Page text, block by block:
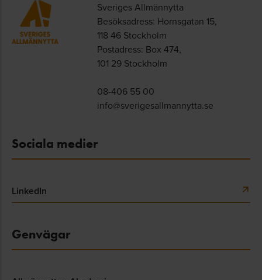
Sveriges Allmännytta
Besöksadress: Hornsgatan 15,
118 46 Stockholm
Postadress: Box 474,
101 29 Stockholm
08-406 55 00
info@sverigesallmannytta.se
Sociala medier
LinkedIn
Genvägar